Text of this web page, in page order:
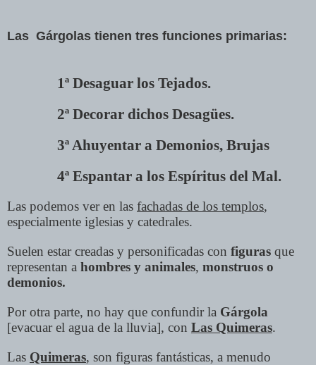
Las Gárgolas tienen tres funciones primarias:
1ª Desaguar los Tejados.
2ª Decorar dichos Desagües.
3ª Ahuyentar a Demonios, Brujas
4ª Espantar a los Espíritus del Mal.
Las podemos ver en las fachadas de los templos,
especialmente iglesias y catedrales.
Suelen estar creadas y personificadas con figuras que
representan a hombres y animales, monstruos o
demonios.
Por otra parte, no hay que confundir la Gárgola
[evacuar el agua de la lluvia], con Las Quimeras.
Las Quimeras, son figuras fantásticas, a menudo